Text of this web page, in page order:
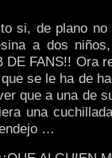
si, de plano
a dos
DE FANS!! Ora
se le ha de
que a una de
una
…